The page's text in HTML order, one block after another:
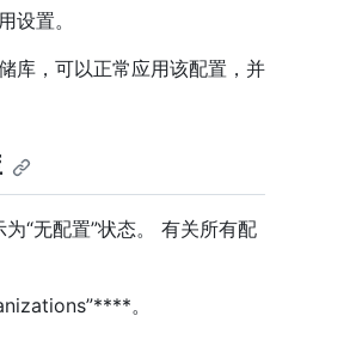
置。
库，可以正常应用该配置，并
“无配置”状态。 有关所有配
。